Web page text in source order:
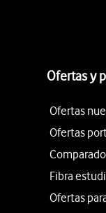
Ofertas y
Ofertas
Ofertas
Fibra
Ofertas